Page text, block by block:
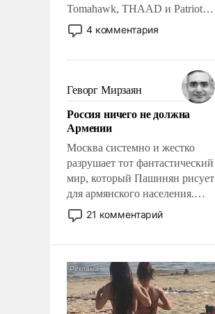
Tomahawk, THAAD и Patriot
США потребуется более трех
лет. Даже небольшая война с
Сложившаяся ситуация
означает многолетний период
уязвимости США, например,
перед Китаем.
4 комментария
Геворг Мирзаян
Россия ничего не должна
Армении
Москва системно и жестко
разрушает тот фантастический
мир, который Пашинян рисует
для армянского населения.
Мир, где политические
прожекты будут безусловно
налогоплательщиков и где
Еревану за свои поступки не
нужно отвечать.
21 комментарий